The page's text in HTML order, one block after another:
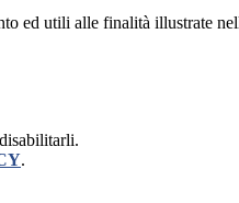
ed utili alle finalità illustrate
.